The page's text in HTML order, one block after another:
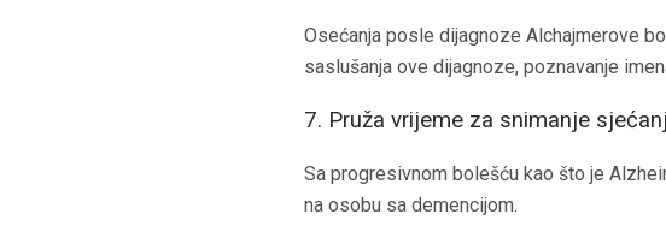
Osećanja posle dijagnoze Alchajmerove
saslušanja ove dijagnoze, poznavanje
7. Pruža vrijeme za snimanje
Sa progresivnom bolešću kao što je
na osobu sa demencijom.